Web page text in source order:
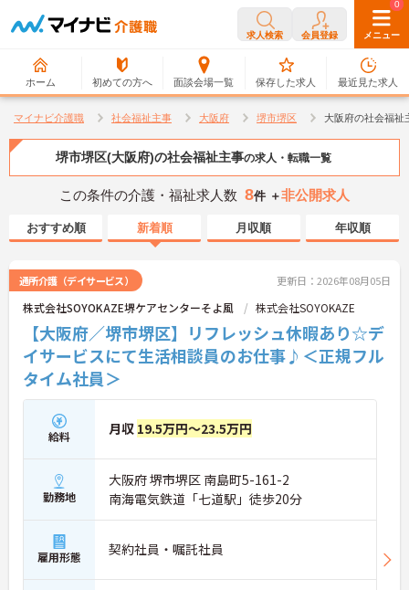
求人検索 会員登録 メニュー
ホーム 初めての方へ 面談会場一覧
0
保存した求人
0
最近見た求人
マイナビ介護職 社会福祉主事 大阪府 堺市堺区 大阪府の社会福祉
堺市堺区(大阪府)の社会福祉主事の求人・転職一覧
この条件の介護・福祉求人数 8件 ＋非公開求人
おすすめ順 新着順 月収順 年収順
通所介護（デイサービス） 更新日：2026年08月05日
株式会社SOYOKAZE堺ケアセンターそよ風 株式会社SOYOKAZE
【大阪府／堺市堺区】リフレッシュ休暇あり☆デ
イサービスにて生活相談員のお仕事♪＜正規フル
タイム社員＞
給料 月収 19.5万円～23.5万円
勤務地
大阪府 堺市堺区 南島町5-161-2
南海電気鉄道「七道駅」徒歩20分
雇用形態 契約社員・嘱託社員